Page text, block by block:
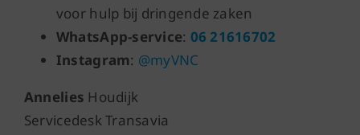
voor hulp bij dringende zaken
WhatsApp-service: 06 21616702
Instagram: @myVNC
Annelies Houdijk
Servicedesk Transavia